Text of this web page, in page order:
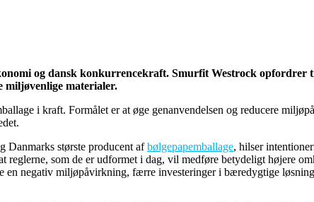
og dansk konkurrencekraft. Smurfit Westrock opfordrer
miljøvenlige materialer.
i kraft. Formålet er at øge genanvendelsen og reducere
Danmarks største producent afbølgepapemballage, hilser
som de er udformet i dag, vil medføre betydeligt højere
en negativ miljøpåvirkning, færre investeringer i bæredygtige